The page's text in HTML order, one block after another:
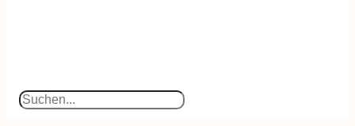
Suchen